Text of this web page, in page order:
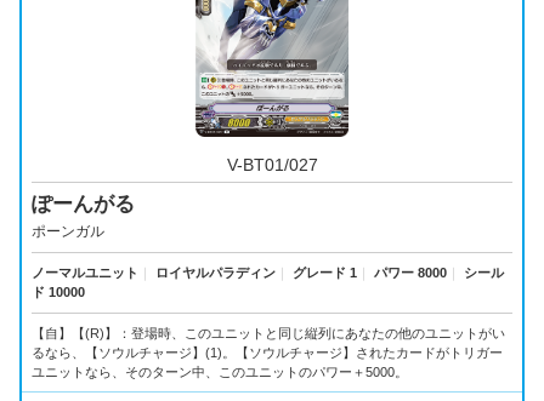
V-BT01/027
ぽーんがる
ポーンガル
ノーマルユニット ｜ ロイヤルパラディン ｜ グレード 1 ｜ パワー 8000 ｜
シール
ド 10000
【自】【(R)】：登場時、このユニットと同じ縦列にあなたの他のユニットがい
るなら、【ソウルチャージ】(1)。【ソウルチャージ】されたカードがトリガー
ユニットなら、そのターン中、このユニットのパワー＋5000。